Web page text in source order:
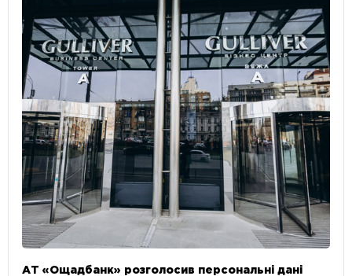
АТ «Ощадбанк» розголосив персональні дані